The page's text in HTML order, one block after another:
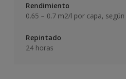
Rendimiento
0.65 – 0.7 m2/l por capa,
Repintado
24 horas